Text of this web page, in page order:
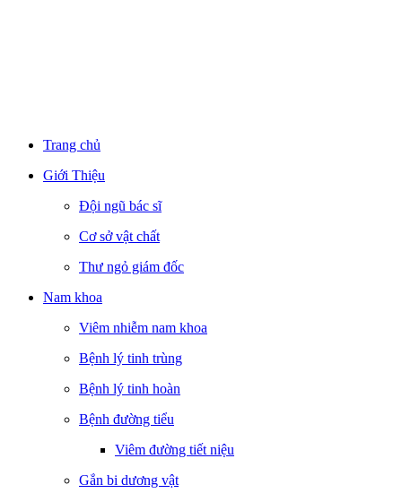
Trang chủ
Giới Thiệu
Đội ngũ bác sĩ
Cơ sở vật chất
Thư ngỏ giám đốc
Nam khoa
Viêm nhiễm nam khoa
Bệnh lý tinh trùng
Bệnh lý tinh hoàn
Bệnh đường tiểu
Viêm đường tiết niệu
Gắn bi dương vật